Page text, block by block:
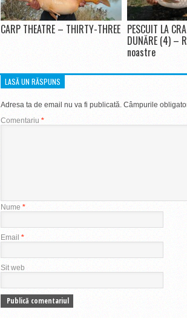
CARP THEATRE – THIRTY-THREE PESCUIT LA
DUNĂRE (4) –
noastre
LASĂ UN RĂSPUNS
Adresa ta de email nu va fi publicată. Câmpurile
Comentariu *
Nume *
Email *
Sit web